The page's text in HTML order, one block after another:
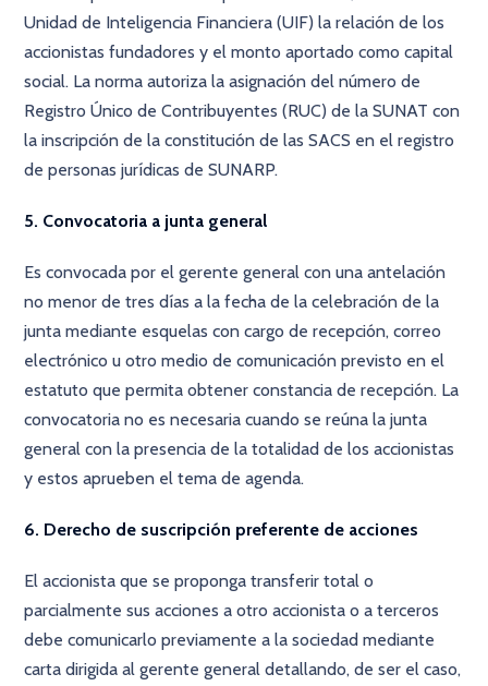
Unidad de Inteligencia Financiera (UIF) la relación de los
accionistas fundadores y el monto aportado como capital
social. La norma autoriza la asignación del número de
Registro Único de Contribuyentes (RUC) de la SUNAT con
la inscripción de la constitución de las SACS en el registro
de personas jurídicas de SUNARP.
5. Convocatoria a junta general
Es convocada por el gerente general con una antelación
no menor de tres días a la fecha de la celebración de la
junta mediante esquelas con cargo de recepción, correo
electrónico u otro medio de comunicación previsto en el
estatuto que permita obtener constancia de recepción. La
convocatoria no es necesaria cuando se reúna la junta
general con la presencia de la totalidad de los accionistas
y estos aprueben el tema de agenda.
6. Derecho de suscripción preferente de acciones
El accionista que se proponga transferir total o
parcialmente sus acciones a otro accionista o a terceros
debe comunicarlo previamente a la sociedad mediante
carta dirigida al gerente general detallando, de ser el caso,